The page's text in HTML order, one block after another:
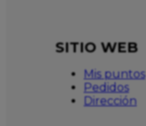
SITIO WEB
Mis puntos
Pedidos
Dirección